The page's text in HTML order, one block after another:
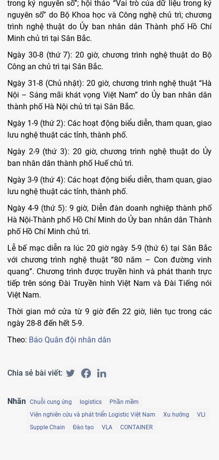
trong kỷ nguyên số”; hội thảo “Vai trò của dữ liệu trong kỷ
nguyên số” do Bộ Khoa học và Công nghệ chủ trì; chương
trình nghệ thuật do Ủy ban nhân dân Thành phố Hồ Chí
Minh chủ trì tại Sân Bắc.
Ngày 30-8 (thứ 7): 20 giờ, chương trình nghệ thuật do Bộ
Công an chủ trì tại Sân Bắc.
Ngày 31-8 (Chủ nhật): 20 giờ, chương trình nghệ thuật “Hà
Nội – Sáng mãi khát vọng Việt Nam” do Ủy ban nhân dân
thành phố Hà Nội chủ trì tại Sân Bắc.
Ngày 1-9 (thứ 2): Các hoạt động biểu diễn, tham quan, giao
lưu nghệ thuật các tỉnh, thành phố.
Ngày 2-9 (thứ 3): 20 giờ, chương trình nghệ thuật do Ủy
ban nhân dân thành phố Huế chủ trì.
Ngày 3-9 (thứ 4): Các hoạt động biểu diễn, tham quan, giao
lưu nghệ thuật các tỉnh, thành phố.
Ngày 4-9 (thứ 5): 9 giờ, Diễn đàn doanh nghiệp thành phố
Hà Nội-Thành phố Hồ Chí Minh do Ủy ban nhân dân Thành
phố Hồ Chí Minh chủ trì.
Lễ bế mạc diễn ra lúc 20 giờ ngày 5-9 (thứ 6) tại Sân Bắc
với chương trình nghệ thuật “80 năm – Con đường vinh
quang”. Chương trình được truyền hình và phát thanh trực
tiếp trên sóng Đài Truyền hình Việt Nam và Đài Tiếng nói
Việt Nam.
Thời gian mở cửa từ 9 giờ đến 22 giờ, liên tục trong các
ngày 28-8 đến hết 5-9.
Theo: Báo Quân đội nhân dân
Chia sẻ bài viết:
Nhãn Chuỗi cung ứng logistics
Phần mềm
Viện nghiên cứu và phát triển Logistic Việt Nam
Xu hướng
VLI
Supple Chain
Đào tạo VLA CONTAINER